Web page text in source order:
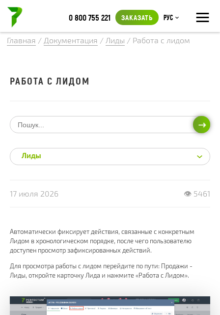
≡
0 800 755 221 ЗАКАЗАТЬ Рус
Главная / Документация / Лиды / Работа с лидом
17 июля 2026 👁 5461
Автоматически фиксирует действия, связанные с конкретным
Лидом в хронологическом порядке, после чего пользователю
доступен просмотр зафиксированных действий.
Для просмотра работы с лидом перейдите по пути: Продажи -
Лиды, откройте карточку Лида и нажмите «Работа с Лидом».
РАБОТА С ЛИДОМ
Лиды